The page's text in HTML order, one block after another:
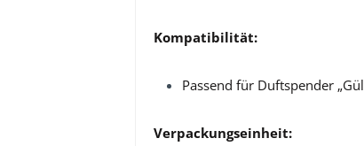
Kompatibilität:
Passend für Duftspender
Verpackungseinheit: